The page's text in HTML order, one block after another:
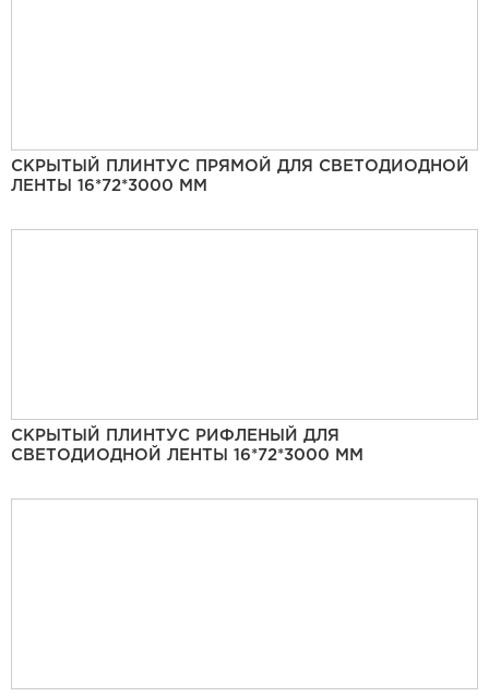
СКРЫТЫЙ ПЛИНТУС ПРЯМОЙ ДЛЯ СВЕТОДИОДНОЙ
ЛЕНТЫ 16*72*3000 ММ
СКРЫТЫЙ ПЛИНТУС РИФЛЕНЫЙ ДЛЯ
СВЕТОДИОДНОЙ ЛЕНТЫ 16*72*3000 ММ